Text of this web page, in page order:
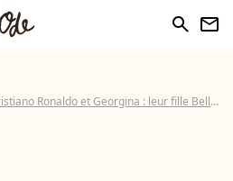
search newsletter
Ronaldo et Georgina : leur fille Bella Esmeralda fête ses 4 ans avec un thème très particulier, des images partagées